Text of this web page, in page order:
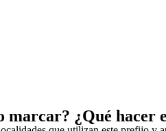
marcar? ¿Qué hacer